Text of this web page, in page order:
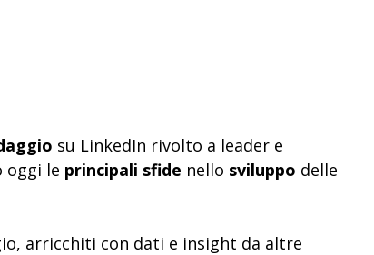
su LinkedIn rivolto a leader e
oggi le principali sfide nello sviluppo delle
arricchiti con dati e insight da altre